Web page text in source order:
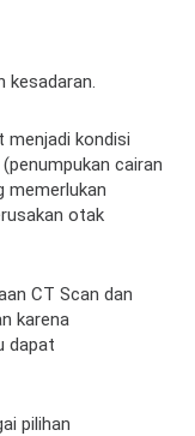
menjadi kondisi
cairan
memerlukan
otak
CT Scan dan
karena
dapat
pilihan